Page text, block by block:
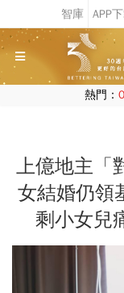
熱門：
上億地主「
女結婚仍領
剩小女兒